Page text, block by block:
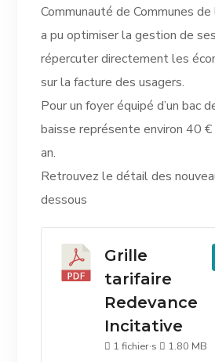
Communauté de Communes de
a pu optimiser la gestion de
répercuter directement les
sur la facture des usagers.
Pour un foyer équipé d’un bac
baisse représente environ 40 €
an.
Retrouvez le détail des
dessous
Grille
tarifaire
Redevance
Incitative
1 fichier·s 1.80 MB